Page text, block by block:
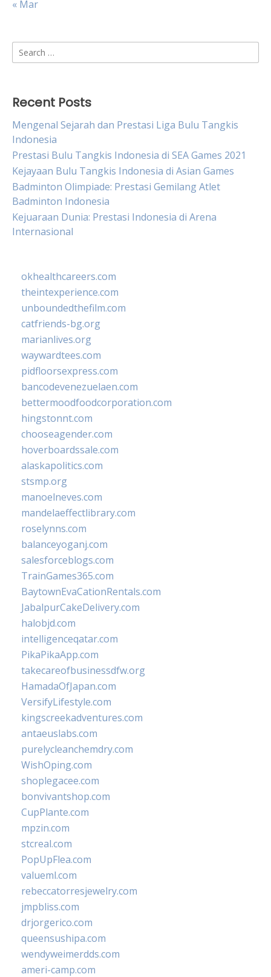
« Mar
Search
for:
Recent Posts
Mengenal Sejarah dan Prestasi Liga Bulu Tangkis
Indonesia
Prestasi Bulu Tangkis Indonesia di SEA Games 2021
Kejayaan Bulu Tangkis Indonesia di Asian Games
Badminton Olimpiade: Prestasi Gemilang Atlet
Badminton Indonesia
Kejuaraan Dunia: Prestasi Indonesia di Arena
Internasional
okhealthcareers.com
theintexperience.com
unboundedthefilm.com
catfriends-bg.org
marianlives.org
waywardtees.com
pidfloorsexpress.com
bancodevenezuelaen.com
bettermoodfoodcorporation.com
hingstonnt.com
chooseagender.com
hoverboardssale.com
alaskapolitics.com
stsmp.org
manoelneves.com
mandelaeffectlibrary.com
roselynns.com
balanceyoganj.com
salesforceblogs.com
TrainGames365.com
BaytownEvaCationRentals.com
JabalpurCakeDelivery.com
halobjd.com
intelligenceqatar.com
PikaPikaApp.com
takecareofbusinessdfw.org
HamadaOfJapan.com
VersifyLifestyle.com
kingscreekadventures.com
antaeuslabs.com
purelycleanchemdry.com
WishOping.com
shoplegacee.com
bonvivantshop.com
CupPlante.com
mpzin.com
stcreal.com
PopUpFlea.com
valueml.com
rebeccatorresjewelry.com
jmpbliss.com
drjorgerico.com
queensushipa.com
wendyweimerdds.com
ameri-camp.com